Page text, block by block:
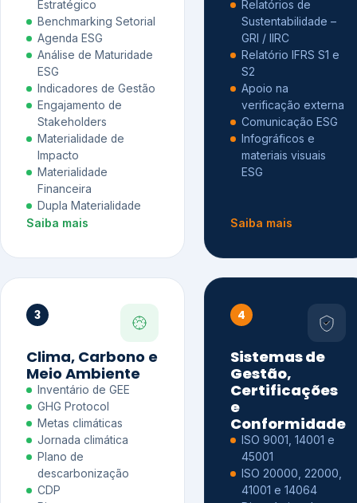
Estratégico
Benchmarking Setorial
Agenda ESG
Análise de Maturidade
ESG
Indicadores de Gestão
Engajamento de
Stakeholders
Materialidade de
Impacto
Materialidade
Financeira
Dupla Materialidade
Saiba mais
Relatórios de
Sustentabilidade –
GRI / IIRC
Relatório IFRS S1 e
S2
Apoio na
verificação externa
Comunicação ESG
Infográficos e
materiais visuais
ESG
Saiba mais
3
Clima, Carbono e
Meio Ambiente
Inventário de GEE
GHG Protocol
Metas climáticas
Jornada climática
Plano de
descarbonização
CDP
4
Sistemas de
Gestão,
Certificações
e
Conformidade
ISO 9001, 14001 e
45001
ISO 20000, 22000,
41001 e 14064